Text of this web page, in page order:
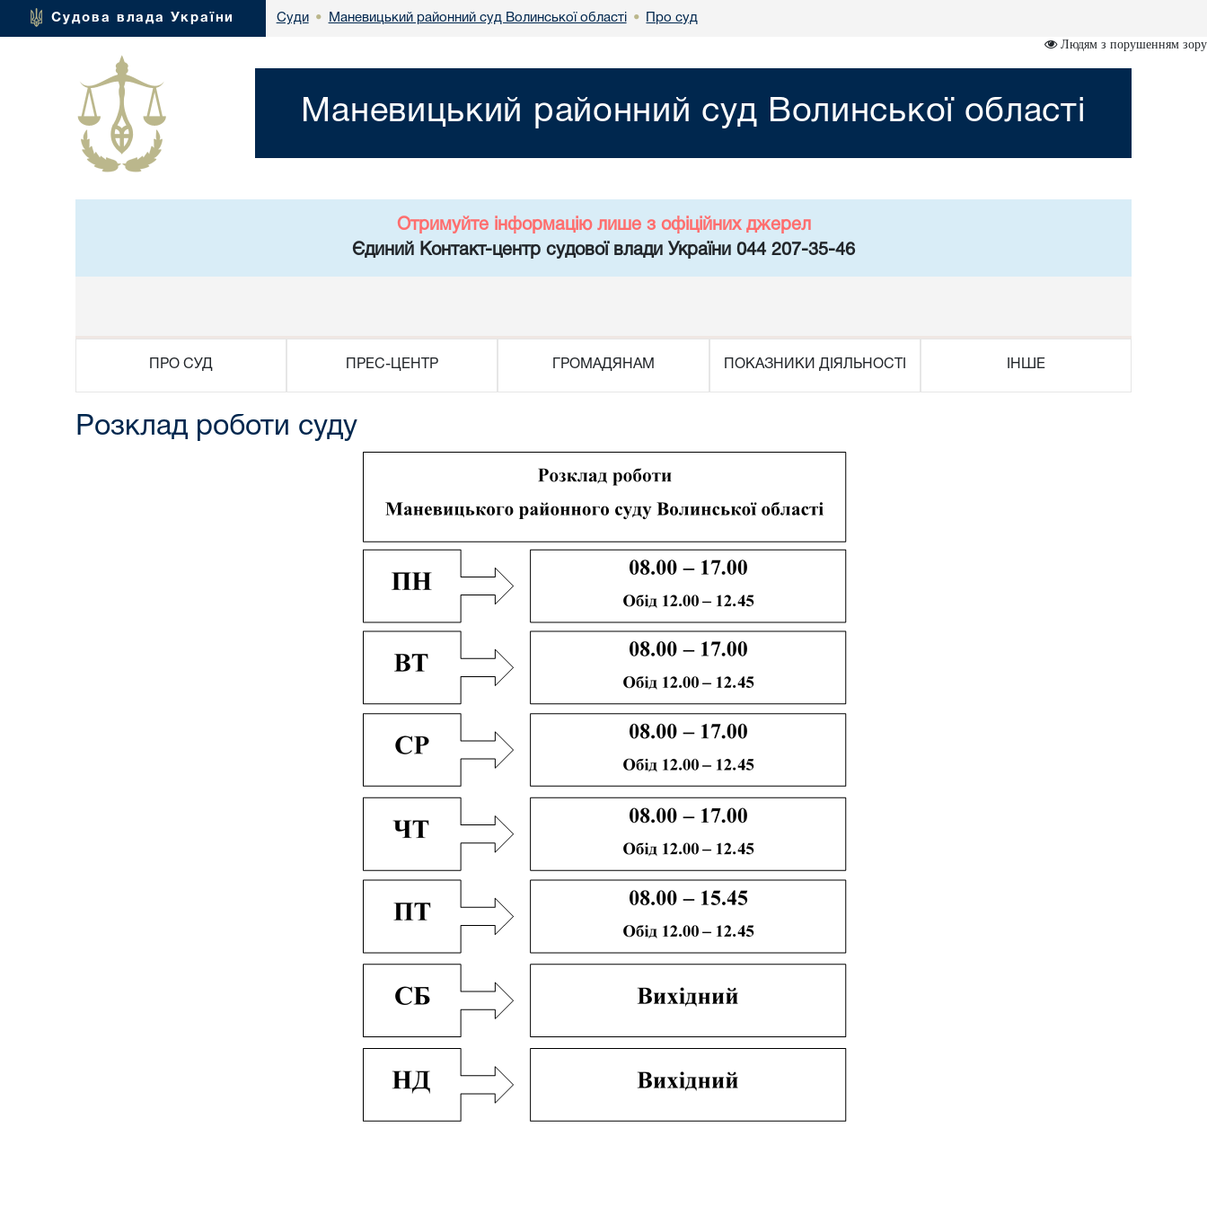
Судова влада України Суди • Маневицький районний суд Волинської області • Про суд
Людям з порушенням зору
Маневицький районний суд Волинської області
Отримуйте інформацію лише з офіційних джерел
Єдиний Контакт-центр судової влади України 044 207-35-46
ПРО СУД ПРЕС-ЦЕНТР ГРОМАДЯНАМ ПОКАЗНИКИ ДІЯЛЬНОСТІ ІНШЕ
Розклад роботи суду